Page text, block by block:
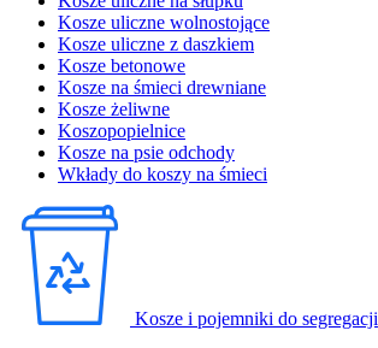
Kosze uliczne wolnostojące
Kosze uliczne z daszkiem
Kosze betonowe
Kosze na śmieci drewniane
Kosze żeliwne
Koszopopielnice
Kosze na psie odchody
Wkłady do koszy na śmieci
Kosze i pojemniki do segregacji